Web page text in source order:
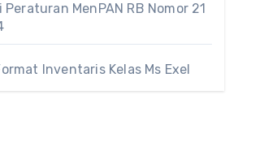
Peraturan MenPAN RB Nomor 21
Inventaris Kelas Ms Exel